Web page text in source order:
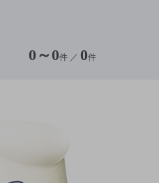
0 ～ 0件 ／ 0件